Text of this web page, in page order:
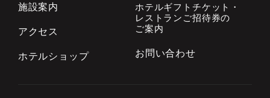
施設案内
アクセス
ホテルショップ
ホテルギフトチケット・
レストランご招待券の
ご案内
お問い合わせ